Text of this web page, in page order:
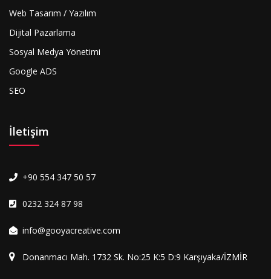
Web Tasarım / Yazılım
Dijital Pazarlama
Sosyal Medya Yönetimi
Google ADS
SEO
İletişim
+90 554 347 50 57
0232 324 87 98
info@gooyacreative.com
Donanmacı Mah. 1732 Sk. No:25 K:5 D:9 Karşıyaka/İZMİR